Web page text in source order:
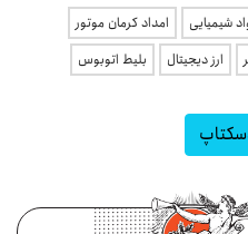
شیمیایی
امداد کرمان موتور
ارز دیجیتال بلیط اتوبوس